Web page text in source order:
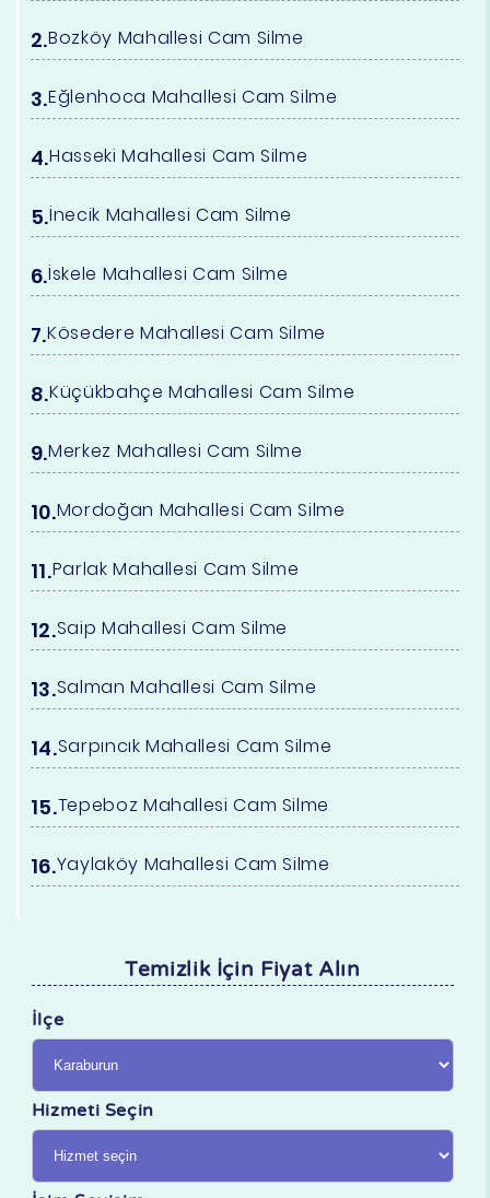
Bozköy Mahallesi Cam Silme
Eğlenhoca Mahallesi Cam Silme
Hasseki Mahallesi Cam Silme
İnecik Mahallesi Cam Silme
İskele Mahallesi Cam Silme
Kösedere Mahallesi Cam Silme
Küçükbahçe Mahallesi Cam Silme
Merkez Mahallesi Cam Silme
Mordoğan Mahallesi Cam Silme
Parlak Mahallesi Cam Silme
Saip Mahallesi Cam Silme
Salman Mahallesi Cam Silme
Sarpıncık Mahallesi Cam Silme
Tepeboz Mahallesi Cam Silme
Yaylaköy Mahallesi Cam Silme
Temizlik İçin Fiyat Alın
İlçe
Hizmeti Seçin